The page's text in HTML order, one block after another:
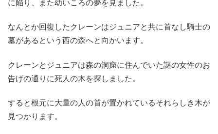
に陥り、また幼いころの夢を見ました。
なんとか回復したクレーンはジュニアと共に首なし騎士の
墓があるという西の森へと向かいます。
クレーンとジュニアは森の洞窟に住んでいた謎の女性のお
告げの通りに死人の木を探しました。
すると根元に大量の人の首が置かれているそれらしき木が
見つかります。